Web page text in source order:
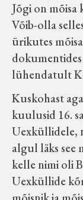
Jõgi on mõisa
Võib-olla
ürikutes
lühendatult
Kuskohast
kuulusid 16.
Uexküllidele,
algul läks see
kelle nimi oli
Uexküllide